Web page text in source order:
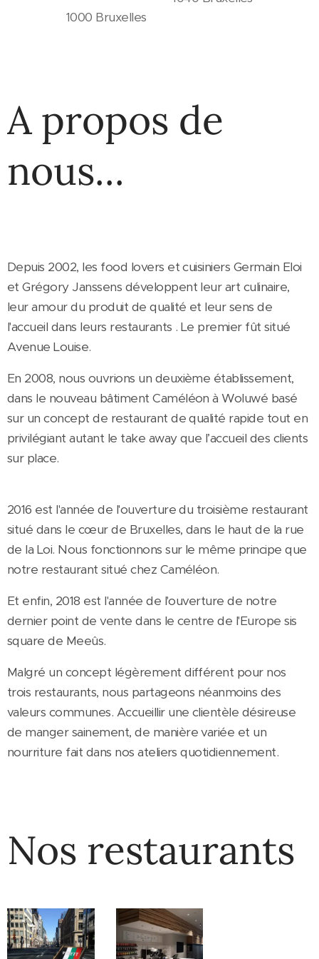
1000 Bruxelles
A propos de
nous...
Depuis 2002, les food lovers et cuisiniers Germain Eloi
et Grégory Janssens développent leur art culinaire,
leur amour du produit de qualité et leur sens de
l'accueil dans leurs restaurants . Le premier fût situé
Avenue Louise.
En 2008, nous ouvrions un deuxième établissement,
dans le nouveau bâtiment Caméléon à Woluwé basé
sur un concept de restaurant de qualité rapide tout en
privilégiant autant le take away que l’accueil des clients
sur place.
2016 est l'année de l'ouverture du troisième restaurant
situé dans le cœur de Bruxelles, dans le haut de la rue
de la Loi. Nous fonctionnons sur le même principe que
notre restaurant situé chez Caméléon.
Et enfin, 2018 est l'année de l'ouverture de notre
dernier point de vente dans le centre de l'Europe sis
square de Meeûs.
Malgré un concept légèrement différent pour nos
trois restaurants, nous partageons néanmoins des
valeurs communes. Accueillir une clientèle désireuse
de manger sainement, de manière variée et un
nourriture fait dans nos ateliers quotidiennement.
Nos restaurants